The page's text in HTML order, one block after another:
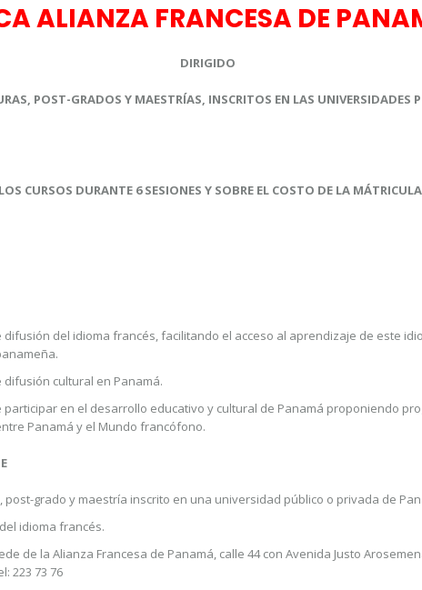
ALIANZA FRANCESA DE
DIRIGIDO
POST-GRADOS Y MAESTRÍAS, INSCRITOS EN LAS UNIVERSIDADES
CURSOS DURANTE 6 SESIONES Y SOBRE EL COSTO DE LA
difusión del idioma francés, facilitando el acceso al aprendizaje de este
cultural en Panamá.
participar en el desarrollo educativo y cultural de Panamá proponiendo
Panamá y el Mundo francófono.
grado y maestría inscrito en una universidad público o privada de
idioma francés.
de la Alianza Francesa de Panamá, calle 44 con Avenida Justo
223 73 76